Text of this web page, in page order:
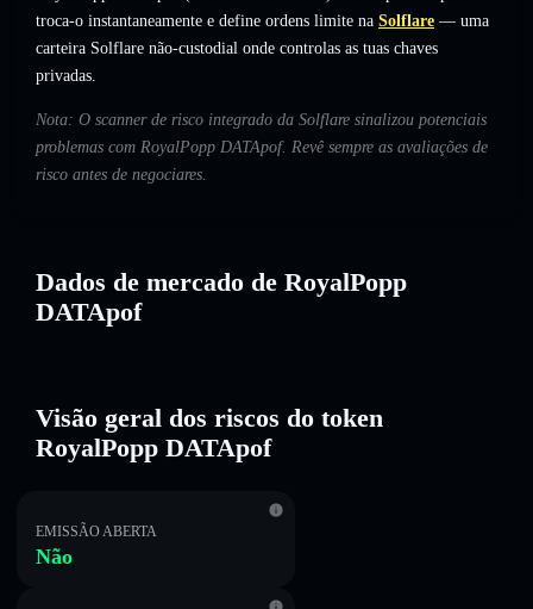
troca-o instantaneamente e define ordens limite na Solflare — uma
carteira Solflare não-custodial onde controlas as tuas chaves
privadas.
Nota: O scanner de risco integrado da Solflare sinalizou potenciais
problemas com RoyalPopp DATApof. Revê sempre as avaliações de
risco antes de negociares.
Dados de mercado de RoyalPopp
DATApof
Visão geral dos riscos do token
RoyalPopp DATApof
EMISSÃO ABERTA
Não